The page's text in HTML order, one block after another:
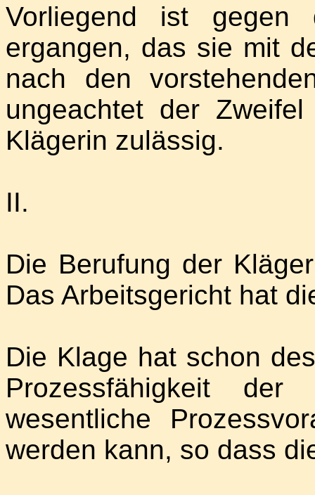
Vorliegend ist gegen
ergangen, das sie mit
nach den
ungeachtet der
Klägerin zulässig.
II.
Die Berufung der
Das Arbeitsgericht hat
Die Klage hat schon
Prozessfähigkeit
wesentliche
werden kann, so dass